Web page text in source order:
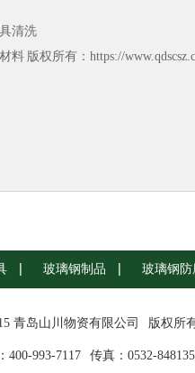
清洗
料 版权所有：https://
玻璃钢制品 玻璃钢防
青岛山川物资有限公司 版权所
400-993-7117 传真：0532-